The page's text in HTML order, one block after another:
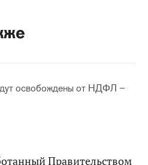
освобождены от НДФЛ –
Правительством